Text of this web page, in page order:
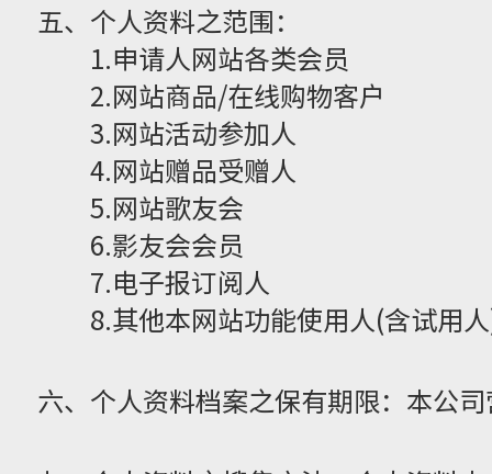
五、个人资料之范围：
1.申请人网站各类会员
2.网站商品/在线购物客户
3.网站活动参加人
4.网站赠品受赠人
5.网站歌友会
6.影友会会员
7.电子报订阅人
8.其他本网站功能使用人(含试用
六、个人资料档案之保有期限：本公